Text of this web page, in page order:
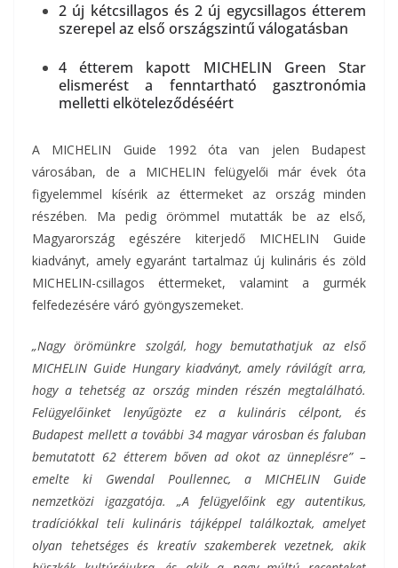
2 új kétcsillagos és 2 új egycsillagos étterem
szerepel az első országszintű válogatásban
4 étterem kapott MICHELIN Green Star
elismerést a fenntartható gasztronómia
melletti elköteleződéséért
A MICHELIN Guide 1992 óta van jelen Budapest
városában, de a MICHELIN felügyelői már évek óta
figyelemmel kísérik az éttermeket az ország minden
részében. Ma pedig örömmel mutatták be az első,
Magyarország egészére kiterjedő MICHELIN Guide
kiadványt, amely egyaránt tartalmaz új kulináris és zöld
MICHELIN-csillagos éttermeket, valamint a gurmék
felfedezésére váró gyöngyszemeket.
„Nagy örömünkre szolgál, hogy bemutathatjuk az első
MICHELIN Guide Hungary kiadványt, amely rávilágít arra,
hogy a tehetség az ország minden részén megtalálható.
Felügyelőinket lenyűgözte ez a kulináris célpont, és
Budapest mellett a további 34 magyar városban és faluban
bemutatott 62 étterem bőven ad okot az ünneplésre” –
emelte ki Gwendal Poullennec, a MICHELIN Guide
nemzetközi igazgatója. „A felügyelőink egy autentikus,
tradíciókkal teli kulináris tájképpel találkoztak, amelyet
olyan tehetséges és kreatív szakemberek vezetnek, akik